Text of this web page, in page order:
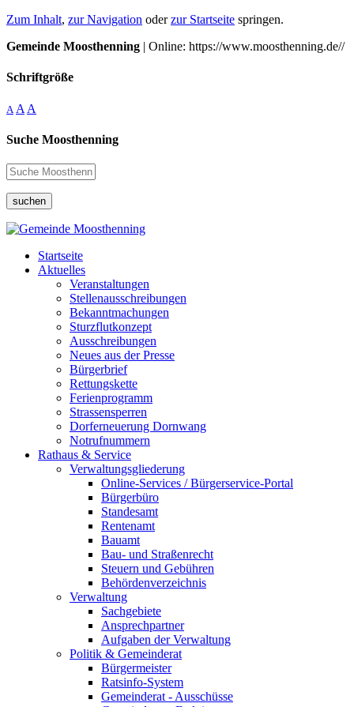
Zum Inhalt, zur Navigation oderzur Startseite springen.
Gemeinde Moosthenning | Online: https://www.moosthenning.de//
Schriftgröße
A A A
Suche Moosthenning
suchen
Startseite
Aktuelles
Veranstaltungen
Stellenausschreibungen
Bekanntmachungen
Sturzflutkonzept
Ausschreibungen
Neues aus der Presse
Bürgerbrief
Rettungskette
Ferienprogramm
Strassensperren
Dorferneuerung Dornwang
Notrufnummern
Rathaus & Service
Verwaltungsgliederung
Online-Services / Bürgerservice-Portal
Bürgerbüro
Standesamt
Rentenamt
Bauamt
Bau- und Straßenrecht
Steuern und Gebühren
Behördenverzeichnis
Verwaltung
Sachgebiete
Ansprechpartner
Aufgaben der Verwaltung
Politik & Gemeinderat
Bürgermeister
Ratsinfo-System
Gemeinderat - Ausschüsse